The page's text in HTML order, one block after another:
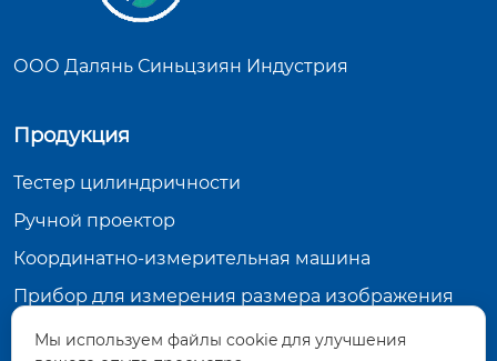
ООО Далянь Синьцзиян Индустрия
Продукция
Тестер цилиндричности
Ручной проектор
Координатно-измерительная машина
Прибор для измерения размера изображения
Контактная информация
Мы используем файлы cookie для улучшения